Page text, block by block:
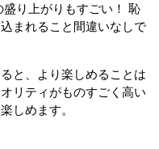
り上がりもすごい！ 恥
まれること間違いなしで
と、より楽しめることは
リティがものすごく高い
しめます。